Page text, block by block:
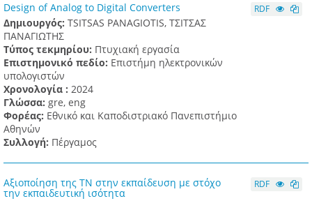
Design of Analog to Digital Converters
Δημιουργός: TSITSAS PANAGIOTIS, ΤΣΙΤΣΑΣ
ΠΑΝΑΓΙΩΤΗΣ
Τύπος τεκμηρίου: Πτυχιακή εργασία
Επιστημονικό πεδίο: Επιστήμη ηλεκτρονικών
υπολογιστών
Χρονολογία : 2024
Γλώσσα: gre, eng
Φορέας: Εθνικό και Καποδιστριακό Πανεπιστήμιο
Αθηνών
Συλλογή: Πέργαμος
RDF
Αξιοποίηση της ΤΝ στην εκπαίδευση με στόχο
την εκπαιδευτική ισότητα
RDF